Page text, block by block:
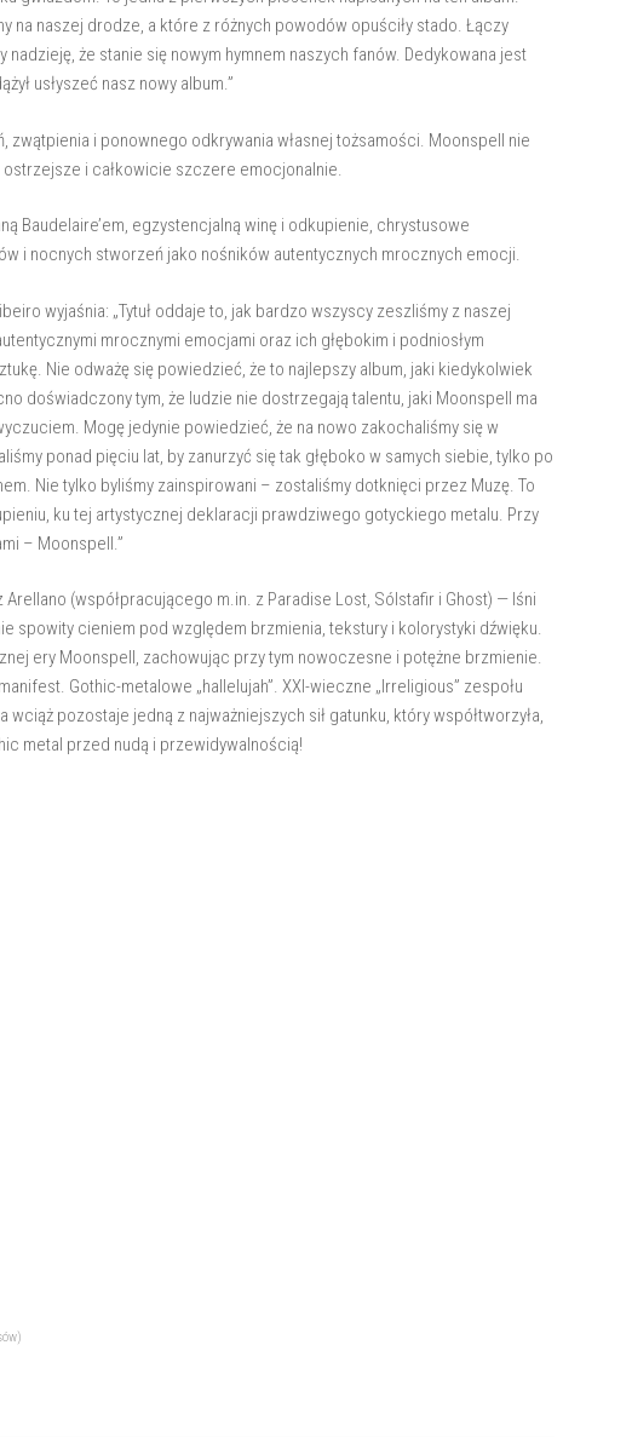
na naszej drodze, a które z różnych powodów opuściły stado. Łączy
że stanie się nowym hymnem naszych fanów. Dedykowana jest
usłyszeć nasz nowy album.”
zwątpienia i ponownego odkrywania własnej tożsamości. Moonspell nie
i całkowicie szczere emocjonalnie.
Baudelaire’em, egzystencjalną winę i odkupienie, chrystusowe
i nocnych stworzeń jako nośników autentycznych mrocznych emocji.
wyjaśnia: „Tytuł oddaje to, jak bardzo wszyscy zeszliśmy z naszej
mrocznymi emocjami oraz ich głębokim i podniosłym
Nie odważę się powiedzieć, że to najlepszy album, jaki kiedykolwiek
doświadczony tym, że ludzie nie dostrzegają talentu, jaki Moonspell ma
Mogę jedynie powiedzieć, że na nowo zakochaliśmy się w
ponad pięciu lat, by zanurzyć się tak głęboko w samych siebie, tylko po
Nie tylko byliśmy zainspirowani – zostaliśmy dotknięci przez Muzę. To
ku tej artystycznej deklaracji prawdziwego gotyckiego metalu. Przy
– Moonspell.”
(współpracującego m.in. z Paradise Lost, Sólstafir i Ghost) — lśni
spowity cieniem pod względem brzmienia, tekstury i kolorystyki dźwięku.
ery Moonspell, zachowując przy tym nowoczesne i potężne brzmienie.
Gothic-metalowe „hallelujah”. XXI-wieczne „Irreligious” zespołu
pozostaje jedną z najważniejszych sił gatunku, który współtworzyła,
metal przed nudą i przewidywalnością!